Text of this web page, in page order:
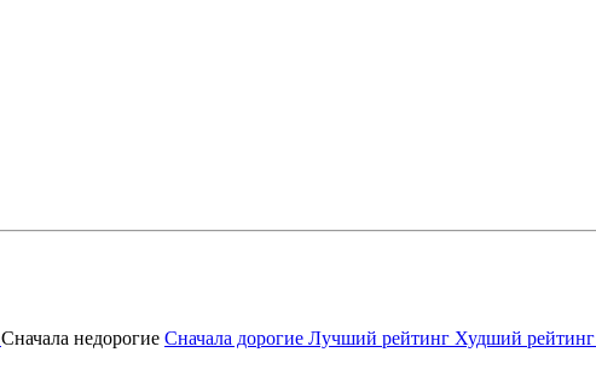
Сначала недорогие Сначала дорогие Лучший рейтинг Худший рейтинг